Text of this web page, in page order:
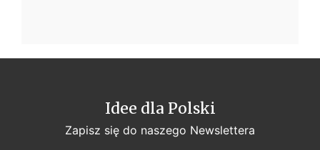
N
O
Idee dla Polski
Zapisz się do naszego Newslettera